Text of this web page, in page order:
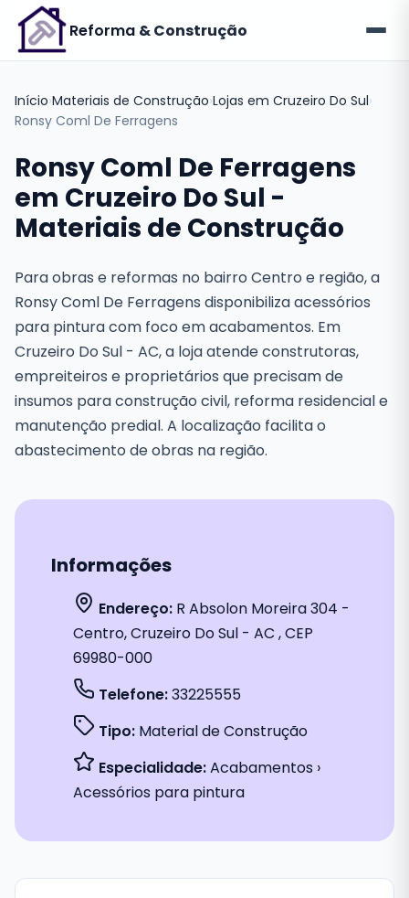
Reforma & Construção
Início›Materiais de Construção›Lojas em Cruzeiro Do Sul›
Ronsy Coml De Ferragens
Ronsy Coml De Ferragens
em Cruzeiro Do Sul -
Materiais de Construção
Para obras e reformas no bairro Centro e região, a
Ronsy Coml De Ferragens disponibiliza acessórios
para pintura com foco em acabamentos. Em
Cruzeiro Do Sul - AC, a loja atende construtoras,
empreiteiros e proprietários que precisam de
insumos para construção civil, reforma residencial e
manutenção predial. A localização facilita o
abastecimento de obras na região.
Informações
Endereço: R Absolon Moreira 304 -
Centro, Cruzeiro Do Sul - AC , CEP
69980-000
Telefone:33225555
Tipo: Material de Construção
Especialidade:Acabamentos ›
Acessórios para pintura